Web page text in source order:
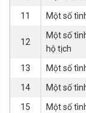
11
Một số
12
Một số
hộ tịch
13
Một số
14
Một số
15
Một số